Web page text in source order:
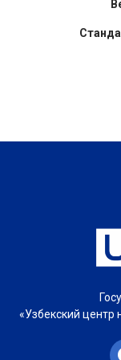
«Узбекский центр